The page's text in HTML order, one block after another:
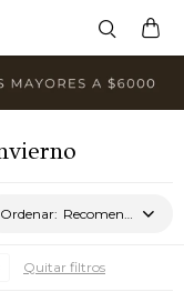
Recomendados
Quitar filtros